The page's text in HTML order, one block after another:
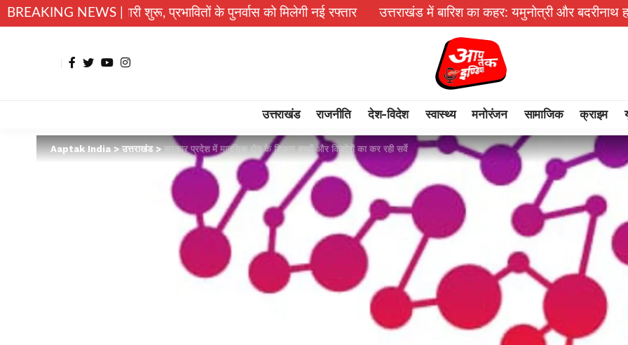
BREAKING NEWS |
की तैयारी शुरू, प्रभावितों के पुनर्वास को मिलेगी नई रफ्तार उत्तराखंड में बारिश का कहर: यमुनोत्री और बदरीनाथ हाईवे पर भूस्खलन,
उत्तराखंड राजनीति देश-विदेश स्वास्थ्य मनोरंजन सामाजिक क्राइम
Aaptak India>उत्तराखंड>सरकार प्रदेश में मानसिक रोग के शिकार बच्चों और किशोरों का कर रही सर्वे